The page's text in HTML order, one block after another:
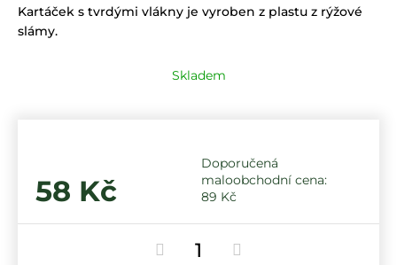
Kartáček s tvrdými vlákny je vyroben z plastu z rýžové
slámy.
Skladem
89 Kč
58 Kč